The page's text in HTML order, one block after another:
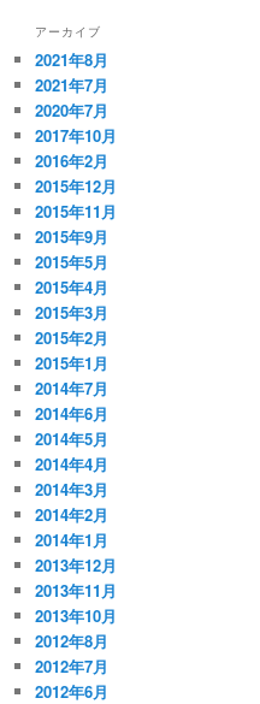
アーカイブ
2021年8月
2021年7月
2020年7月
2017年10月
2016年2月
2015年12月
2015年11月
2015年9月
2015年5月
2015年4月
2015年3月
2015年2月
2015年1月
2014年7月
2014年6月
2014年5月
2014年4月
2014年3月
2014年2月
2014年1月
2013年12月
2013年11月
2013年10月
2012年8月
2012年7月
2012年6月